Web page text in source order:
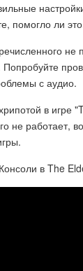
помогло ли
с аудио.
в игре
не работает,
в The